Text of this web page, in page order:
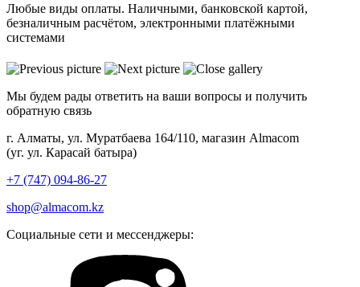
Любые виды оплаты. Наличными, банковской картой,
безналичным расчётом, электронными платёжными
системами
Мы будем рады ответить на ваши вопросы и получить
обратную связь
г. Алматы, ул. Муратбаева 164/110, магазин Almacom
(уг. ул. Карасай батыра)
+7 (747) 094-86-27
shop@almacom.kz
Социальные сети и мессенджеры: